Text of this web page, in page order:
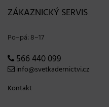
ZÁKAZNICKÝ SERVIS
Po−pá: 8−17
566 440 099
info@svetkadernictvi.cz
Kontakt